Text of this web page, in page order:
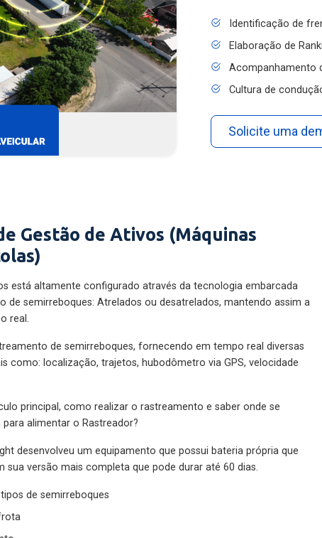
Identificação de
Elaboração de
Acompanhamento
Cultura de
Solicite uma
Gestão de Ativos (Máquinas
está altamente configurado através da tecnologia embarcada
de semirreboques: Atrelados ou desatrelados, mantendo assim a
real.
de semirreboques, fornecendo em tempo real diversas
como: localização, trajetos, hubodômetro via GPS, velocidade
principal, como realizar o rastreamento e saber onde se
para alimentar o Rastreador?
desenvolveu um equipamento que possui bateria própria que
sua versão mais completa que pode durar até 60 dias.
de semirreboques